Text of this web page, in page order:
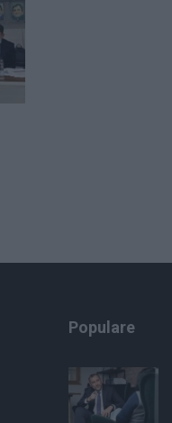
Populare